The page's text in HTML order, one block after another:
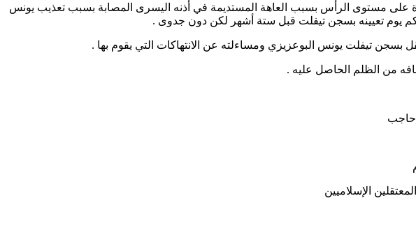
على مستوى الرأس بسبب العاهة المستديمة في أذنه اليسرى المصابة بسبب تعذيب يونس
.
تيفلت يونس البوعزيزي ومساءلته عن الانتهاكات التي يقوم بها .
من الظلم الحاصل عليه .
حاجب
الإسلاميين